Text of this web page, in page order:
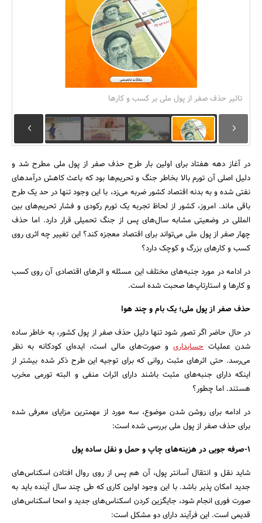
بانک، بیمه و سرمایه
تاثیر حذف صفر از پول ملی بر کسب و کارها
در آغاز دهه هفتاد برای اولین بار طرح حذف صفر از پول ملی مطرح شد و
دلیل اصلی آن تورم بالا بخاطر جنگ و تحریم‌ها بود که باعث کاهش درآمدهای
نفتی شده و به بدنه اقتصاد کشور ضربه می‌زد، با این وجود تنها در حد یک طرح
باقی ماند. امروز، کشور از لحاظ تجربه یک تورم رکودی و فشار تحریم‌های بین
المللی در وضعیتی مشابه سال‌های پس از جنگ تحمیلی قرار دارد. اما حذف
چهار صفر از پول ملی می‌تواند برای اقتصاد معجزه کند؟ این تغییر چه اثری روی
کسب و کارهای بزرگ و کوچک دارد؟
در ادامه در مورد جنبه‌های مختلف این مسئله و اثرهای اقتصادی آن روی کسب
و کارها و استارتاپ‌ها صحبت شده است.
حذف صفر از پول ملی؛ یک بام و چند هوا
در حال حاضر اگر تصور شود تنها دلیل حذف صفر از پول کشور، به خاطر ساده
شدن عملیاتحسابداریو صورت‌های مالی است، ایده‌ای کودکانه به نظر
می‌رسد. حتی اثرهای مثبت روانی که برای توجیه این طرح ذکر شده بیشتر از
اینکه دارای جنبه‌های مثبت باشند دارای اثرات منفی و البته تورمی مخرب
هستند. اما چطور؟
در ادامه برای روشن شدن موضوع، سه مورد از مهمترین مزایای معرفی شده
برای حذف صفر از پول ملی بررسی شده است:
1-صرفه جویی در هزینه‌های چاپ و حمل و نقل ساده پول
شاید نقل و انتقال آسانتر پول، آن هم پس از روی روال افتادن اسکناس‌های
جدید امکان پذیر باشد. با این وجود اولین کاری که طی چند سال آینده باید به
صورت فوری انجام شود، جایگزین کردن اسکناس‌های جدید و امحا اسکناس‌های
قدیمی است. این فرآیند دارای دو مشکل است: